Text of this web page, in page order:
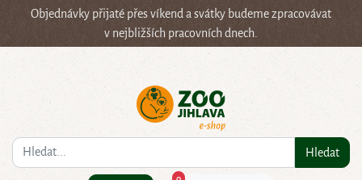
Objednávky přijaté přes víkend a svátky budeme zpracovávat
v nejbližších pracovních dnech.
Co hledáte? Hledat
×